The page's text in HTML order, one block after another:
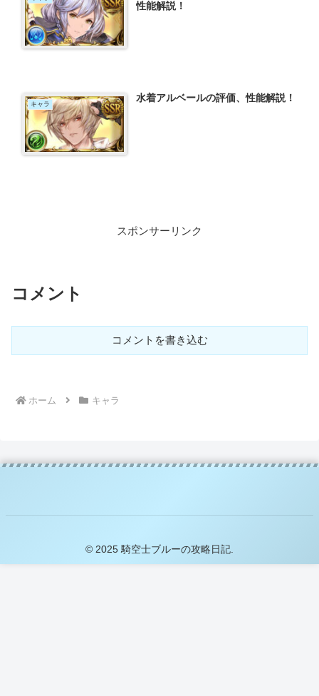
性能解説！
キャラ
水着アルベールの評価、性能解説！
スポンサーリンク
コメント
コメントを書き込む
ホーム キャラ
© 2025 騎空士ブルーの攻略日記.